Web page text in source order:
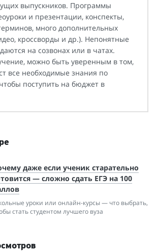
выпускников. Программы
и презентации, конспекты,
много дополнительных
кроссворды и др.). Непонятные
на созвонах или в чатах.
можно быть уверенным в том,
все необходимые знания по
поступить на бюджет в
даже если ученик старательно
— сложно сдать ЕГЭ на 100
уроки или онлайн-курсы — что выбрать,
стать студентом лучшего вуза